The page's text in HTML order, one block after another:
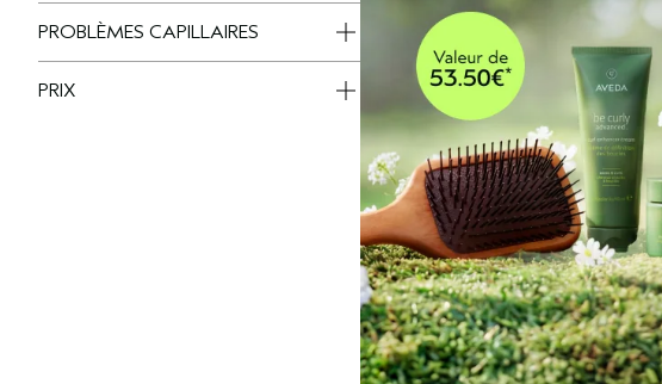
PROBLÈMES CAPILLAIRES
PRIX